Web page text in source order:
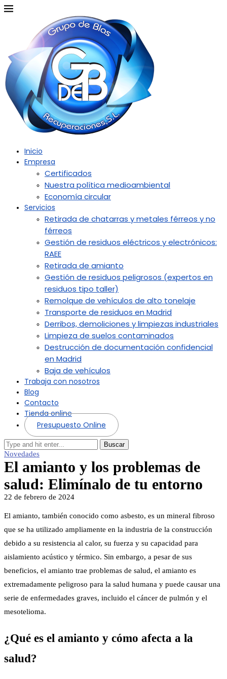
Inicio
Empresa
Certificados
Nuestra política medioambiental
Economía circular
Servicios
Retirada de chatarras y metales férreos y no
férreos
Gestión de residuos eléctricos y electrónicos:
RAEE
Retirada de amianto
Gestión de residuos peligrosos (expertos en
residuos tipo taller)
Remolque de vehículos de alto tonelaje
Transporte de residuos en Madrid
Derribos, demoliciones y limpiezas industriales
Limpieza de suelos contaminados
Destrucción de documentación confidencial
en Madrid
Baja de vehículos
Trabaja con nosotros
Blog
Contacto
Tienda online
Presupuesto Online
Buscar
Novedades
El amianto y los problemas de
salud: Elimínalo de tu entorno
22 de febrero de 2024
El amianto, también conocido como asbesto, es un mineral fibroso
que se ha utilizado ampliamente en la industria de la construcción
debido a su resistencia al calor, su fuerza y su capacidad para
aislamiento acústico y térmico. Sin embargo, a pesar de sus
beneficios, el amianto trae problemas de salud, el amianto es
extremadamente peligroso para la salud humana y puede causar una
serie de enfermedades graves, incluido el cáncer de pulmón y el
mesotelioma.
¿Qué es el amianto y cómo afecta a la
salud?